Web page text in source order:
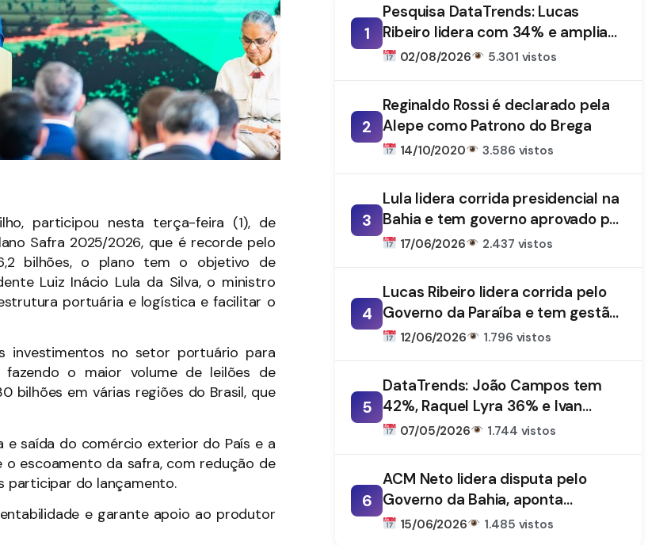
participou nesta terça-feira (1), de
Safra 2025/2026, que é recorde pelo
bilhões, o plano tem o objetivo de
Luiz Inácio Lula da Silva, o ministro
portuária e logística e facilitar o
investimentos no setor portuário para
o maior volume de leilões de
bilhões em várias regiões do Brasil, que
e saída do comércio exterior do País e a
escoamento da safra, com redução de
participar do lançamento.
e garante apoio ao produtor
1
Pesquisa DataTrends: Lucas
Ribeiro lidera com 34% e amplia
vantagem na disputa pelo
02/08/2026 5.301 vistos
2
Reginaldo Rossi é declarado pela
Alepe como Patrono do Brega
14/10/2020 3.586 vistos
3
Lula lidera corrida presidencial na
Bahia e tem governo aprovado por
61%, aponta DataTrends
17/06/2026 2.437 vistos
4
Lucas Ribeiro lidera corrida pelo
Governo da Paraíba e tem gestão
aprovada por 66%, aponta
12/06/2026 1.796 vistos
5
DataTrends: João Campos tem
42%, Raquel Lyra 36% e Ivan
Moraes 1%
07/05/2026 1.744 vistos
6
ACM Neto lidera disputa pelo
Governo da Bahia, aponta
DataTrends
15/06/2026 1.485 vistos